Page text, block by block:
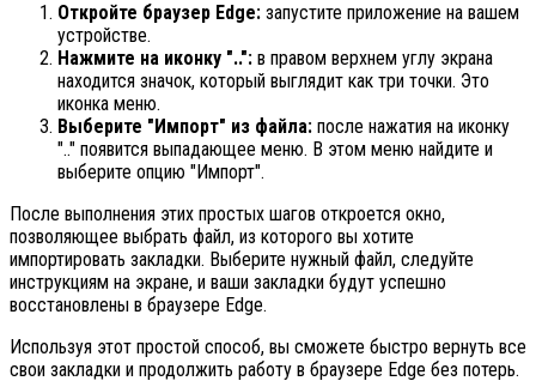
Откройте браузер Edge: запустите приложение на вашем
устройстве.
Нажмите на иконку "..": в правом верхнем углу экрана
находится значок, который выглядит как три точки. Это
иконка меню.
Выберите "Импорт" из файла: после нажатия на иконку
".." появится выпадающее меню. В этом меню найдите и
выберите опцию "Импорт".
После выполнения этих простых шагов откроется окно,
позволяющее выбрать файл, из которого вы хотите
импортировать закладки. Выберите нужный файл, следуйте
инструкциям на экране, и ваши закладки будут успешно
восстановлены в браузере Edge.
Используя этот простой способ, вы сможете быстро вернуть все
свои закладки и продолжить работу в браузере Edge без потерь.